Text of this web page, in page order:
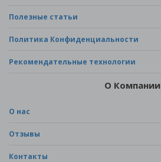
Полезные статьи
Политика Конфиденциальности
Рекомендательные технологии
О Компании
О нас
Отзывы
Контакты